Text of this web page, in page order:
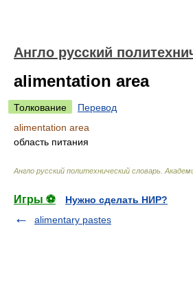
Англо русский
alimentation area
Толкование
Перевод
alimentation area
область питания
Англо русский политехнический словарь
Игры ⚽
Нужно сделать НИР?
alimentary pastes